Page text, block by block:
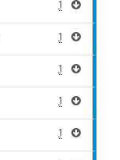
1
1
1
1
1